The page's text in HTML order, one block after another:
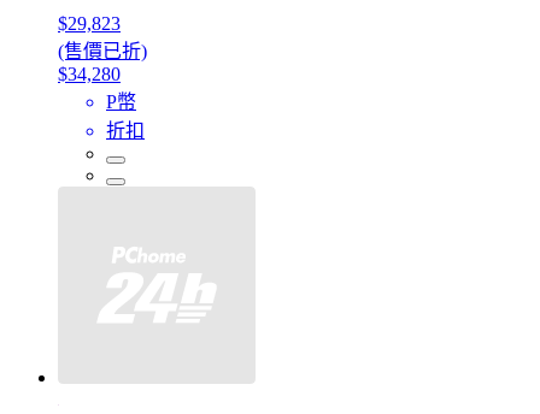
$29,823
(售價已折)
$34,280
P幣
折扣